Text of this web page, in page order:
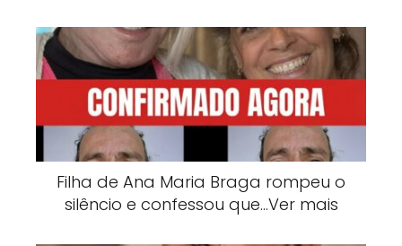
Filha de Ana Maria Braga rompeu o
silêncio e confessou que…Ver mais